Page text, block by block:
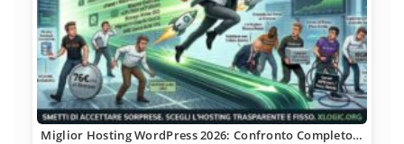
Miglior Hosting WordPress 2026: Confronto Completo…